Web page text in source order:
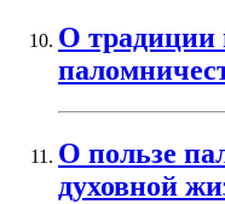
О традиции
О пользе
духовной